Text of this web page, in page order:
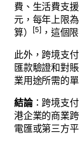
費、生活費支
元，每年上限
算）
[5] ，這個
此外，跨境支
匯款驗證和對
業用途所需的
結論：跨境支
港企業的商業
電匯或第三方平